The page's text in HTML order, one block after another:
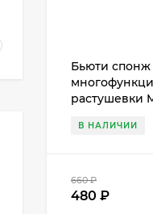
Бьюти спонж
растушевки
В НАЛИЧИИ
660₽
480 ₽